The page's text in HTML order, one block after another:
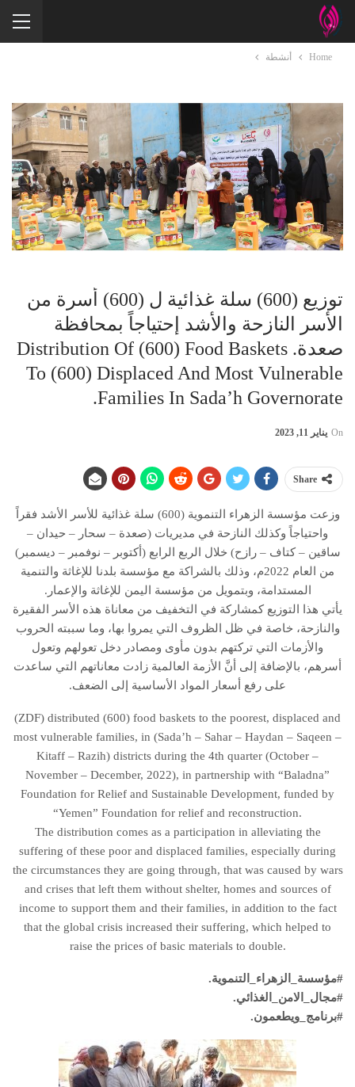
Home أنشطة
توزيع (600) سلة غذائية ل (600) أسرة من
الأسر النازحة والأشد إحتياجاً بمحافظة
صعدة. Distribution Of (600) Food Baskets
To (600) Displaced And Most Vulnerable
Families In Sada’h Governorate.
On يناير 11, 2023
Share
وزعت مؤسسة الزهراء التنموية (600) سلة غذائية للأسر الأشد فقراً
واحتياجاً وكذلك النازحة في مديريات (صعدة – سحار – حيدان –
ساقين – كتاف – رازح) خلال الربع الرابع (أكتوبر – نوفمبر – ديسمبر)
من العام 2022م، وذلك بالشراكة مع مؤسسة بلدنا للإغاثة والتنمية
المستدامة، وبتمويل من مؤسسة اليمن للإغاثة والإعمار.
يأتي هذا التوزيع كمشاركة في التخفيف من معاناة هذه الأسر الفقيرة
والنازحة، خاصة في ظل الظروف التي يمروا بها، وما سببته الحروب
والأزمات التي تركتهم بدون مأوى ومصادر دخل تعولهم وتعول
أسرهم، بالإضافة إلى أنَّ الأزمة العالمية زادت معاناتهم التي ساعدت
على رفع أسعار المواد الأساسية إلى الضعف.
(ZDF) distributed (600) food baskets to the poorest, displaced and
most vulnerable families, in (Sada’h – Sahar – Haydan – Saqeen –
Kitaff – Razih) districts during the 4th quarter (October –
November – December, 2022), in partnership with “Baladna”
Foundation for Relief and Sustainable Development, funded by
“Yemen” Foundation for relief and reconstruction.
The distribution comes as a participation in alleviating the
suffering of these poor and displaced families, especially during
the circumstances they are going through, that was caused by wars
and crises that left them without shelter, homes and sources of
income to support them and their families, in addition to the fact
that the global crisis increased their suffering, which helped to
raise the prices of basic materials to double.
#مؤسسة_الزهراء_التنموية.
#مجال_الامن_الغذائي.
#برنامج_ويطعمون.